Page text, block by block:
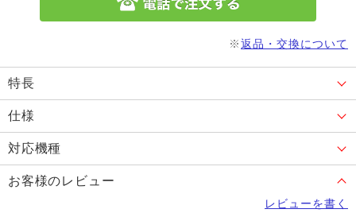
※返品・交換について
特長
仕様
対応機種
お客様のレビュー
レビューを書く